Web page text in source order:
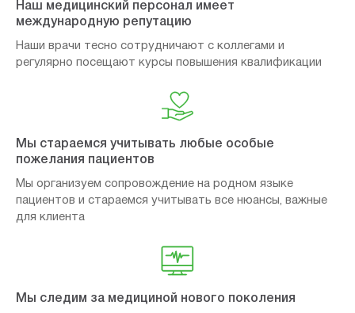
Наш медицинский персонал имеет
международную репутацию
Наши врачи тесно сотрудничают с коллегами и
регулярно посещают курсы повышения квалификации
Мы стараемся учитывать любые особые
пожелания пациентов
Мы организуем сопровождение на родном языке
пациентов и стараемся учитывать все нюансы, важные
для клиента
Мы следим за медициной нового поколения